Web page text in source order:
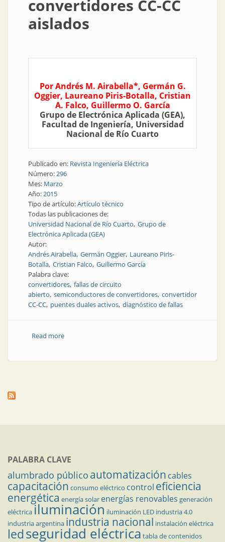
convertidores CC-CC
aislados
Por Andrés M. Airabella*, Germán G.
Oggier, Laureano Piris-Botalla, Cristian
A. Falco, Guillermo O. García
Grupo de Electrónica Aplicada (GEA),
Facultad de Ingeniería, Universidad
Nacional de Río Cuarto
Publicado en: Revista Ingeniería Eléctrica
Número:296
Mes: Marzo
Año:2015
Tipo de artículo:Artículo técnico
Todas las publicaciones de:
Universidad Nacional de Río Cuarto Grupo de
Electrónica Aplicada (GEA)
Autor:
Andrés Airabella Germán Oggier Laureano Piris-
Botalla Cristian Falco Guillermo García
Palabra clave:
convertidores fallas de circuito
abierto semiconductores de convertidores convertidor
CC-CC puentes duales activos diagnóstico de fallas
Read moreabout Nota técnica | Estrategia de detección de fallas
PALABRA CLAVE
alumbrado público automatización cables
capacitación consumo eléctrico control eficiencia
energética energía solar energías renovables generación
eléctricailuminación iluminación LED industria 4.0
industria argentina industria nacional instalación eléctrica
ledseguridad eléctrica tabla de contenidos